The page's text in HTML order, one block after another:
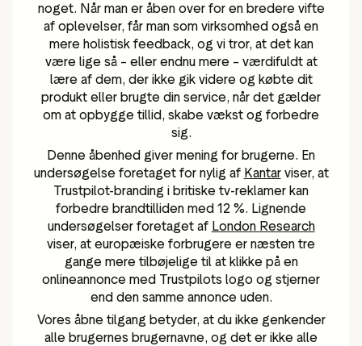
noget. Når man er åben over for en bredere vifte
af oplevelser, får man som virksomhed også en
mere holistisk feedback, og vi tror, at det kan
være lige så – eller endnu mere – værdifuldt at
lære af dem, der ikke gik videre og købte dit
produkt eller brugte din service, når det gælder
om at opbygge tillid, skabe vækst og forbedre
sig.
Denne åbenhed giver mening for brugerne. En
undersøgelse foretaget for nylig af Kantarviser, at
Trustpilot-branding i britiske tv-reklamer kan
forbedre brandtilliden med 12 %. Lignende
undersøgelser foretaget af London Research
viser, at europæiske forbrugere er næsten tre
gange mere tilbøjelige til at klikke på en
onlineannonce med Trustpilots logo og stjerner
end den samme annonce uden.
Vores åbne tilgang betyder, at du ikke genkender
alle brugernes brugernavne, og det er ikke alle